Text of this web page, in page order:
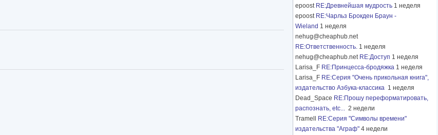
epoost RE:Древнейшая мудрость 1 неделя
epoost RE:Чарльз Брокден Браун -
Wieland 1 неделя
nehug@cheaphub.net
RE:Ответственность. 1 неделя
nehug@cheaphub.net RE:Доступ 1 неделя
Larisa_F RE:Принцесса-бродяжка 1 неделя
Larisa_F RE:Серия "Очень прикольная книга",
издательство Азбука-классика 1 неделя
Dead_Space RE:Прошу переформатировать,
распознать, etc... 2 недели
Tramell
RE:Серия "Символы времени"
издательства "Аграф" 4 недели